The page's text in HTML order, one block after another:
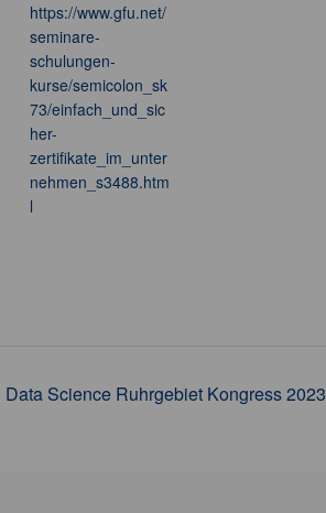
https://www.gfu.net/
seminare-
schulungen-
kurse/semicolon_sk
73/einfach_und_sic
her-
zertifikate_im_unter
nehmen_s3488.htm
l
Data Science Ruhrgebiet Kongress 2023